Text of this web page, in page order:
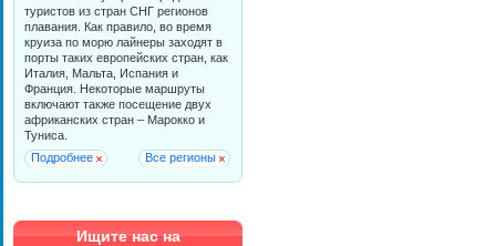
туристов из стран СНГ регионов
плавания. Как правило, во время
круиза по морю лайнеры заходят в
порты таких европейских стран, как
Италия, Мальта, Испания и
Франция. Некоторые маршруты
включают также посещение двух
африканских стран – Марокко и
Туниса.
Подробнее
Все регионы
Ищите нас на